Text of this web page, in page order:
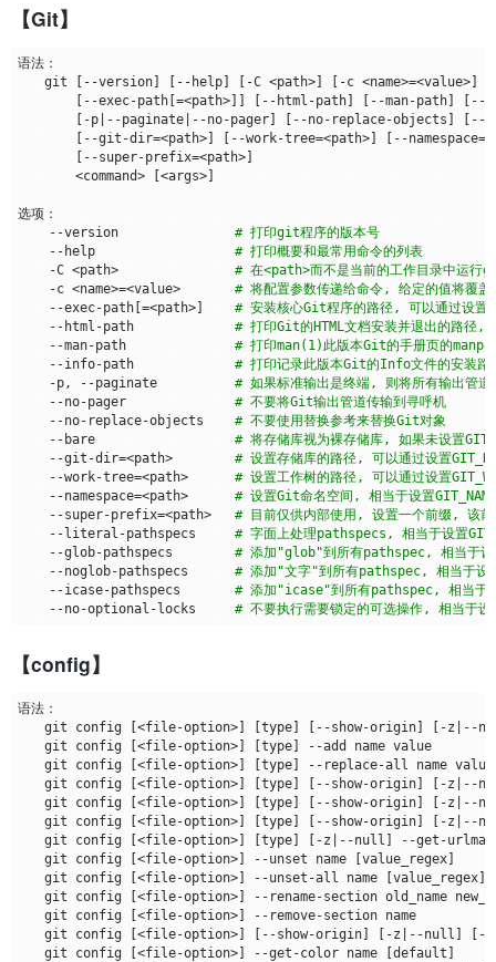
【Git】
git
[ --version] [ --help] [ -C <path>] [ -c <name>=<value>]
[ --exec-path[=<path>]] [ --html-path] [ --man-path] [ --
[ -p| --paginate| --no-pager] [ --no-replace-objects ] [ --
[ --git-dir=<path>] [ --work-tree=<path>] [ --namespace=
[ --super-prefix=<path>]
    　　<command>
[<args>]
    --version
# 打印git程序的版本号
    --help
# 打印概要和最常用命令的列表
    -C <path>
# 在<path>而不是当前的工作目录中运行
    -c <name>
=<value> # 将配置参数传递给命令, 给定的值将覆盖
    --exec-path
[=<path>]
# 安装核心Git程序的路径, 可以通过设置
    --html-path
# 打印Git的HTML文档安装并退出的路径,
    --man-path
# 打印man(1)此版本Git的手册页的
    --info-path
# 打印记录此版本Git的Info文件的安装路
    -p, --paginate
# 如果标准输出是终端, 则将所有输出管
    --no-pager
# 不要将Git输出管道传输到寻呼机
    --no-replace-objects
# 不要使用替换参考来替换Git对象
    --bare
# 将存储库视为裸存储库, 如果未设置
    --git-dir
=<path> # 设置存储库的路径, 可以通过设置
    --work-tree
=<path> # 设置工作树的路径, 可以通过设置
    --namespace
=<path> # 设置Git命名空间, 相当于设置
    --super-prefix
=<path> # 目前仅供内部使用, 设置一个前缀, 该前
    --literal-pathspecs
# 字面上处理pathspecs, 相当于设置
    --glob-pathspecs
# 添加"glob"到所有pathspec, 相当于设置
    --noglob-pathspecs
# 添加"文字"到所有pathspec, 相当于设置
    --icase-pathspecs
# 添加"icase"到所有pathspec, 相当于设
    --no-optional-locks
# 不要执行需要锁定的可选操作, 相当于设
【config】
git config
[<file-option>] [type] [ --show-origin] [ -z
--
git config
[<file-option>] [type]
--add name value
git config
[<file-option>] [type]
--replace-all name
git config
[<file-option>] [type] [ --show-origin] [ -z
--
git config
[<file-option>] [type] [ --show-origin] [ -z
--
git config
[<file-option>] [type] [ --show-origin] [ -z
--
git config
[<file-option>] [type] [ -z --null ]
git config
[<file-option>] --unset name [value_regex]
git config
[<file-option>] --unset-all name [value_regex]
git config
[<file-option>]
git config
[<file-option>]
--remove-section name
git config
[<file-option>] [ --show-origin] [ -z --null ] [ --
git config
[<file-option>] --get-color name [default ]